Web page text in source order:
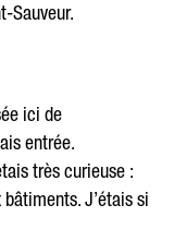
Sauveur.
ici de
entrée.
très curieuse :
J’étais si